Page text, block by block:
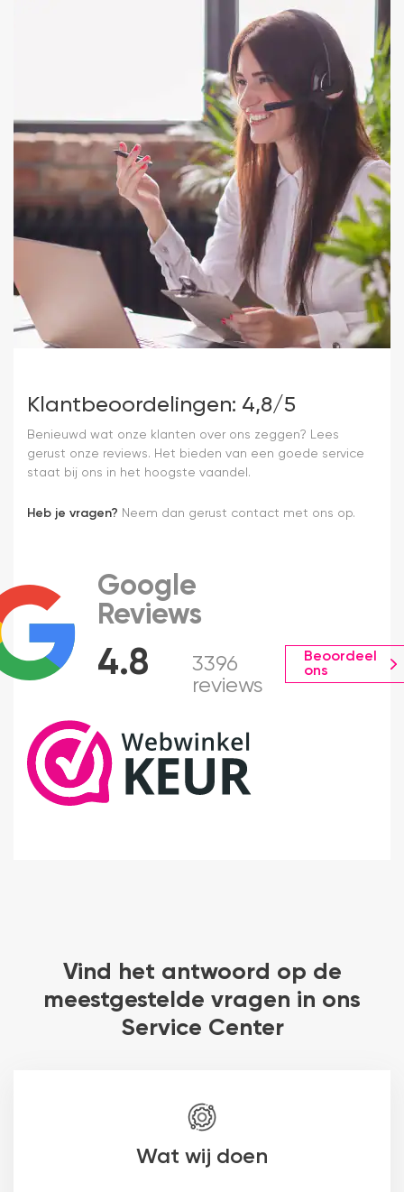
Klantbeoordelingen: 4,8/5
Benieuwd wat onze klanten over ons zeggen? Lees
gerust onze reviews. Het bieden van een goede service
staat bij ons in het hoogste vaandel.
Heb je vragen? Neem dan gerust contact met ons op.
4.8
Google
Reviews
3396
reviews
Beoordeel
ons
Vind het antwoord op de
meestgestelde vragen in ons
Service Center
Wat wij doen